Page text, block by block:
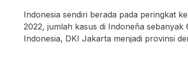
Indonesia sendiri berada pada peringkat
2022, jumlah kasus di Indoneña
Indonesia, DKI Jakarta menjadi provinsi